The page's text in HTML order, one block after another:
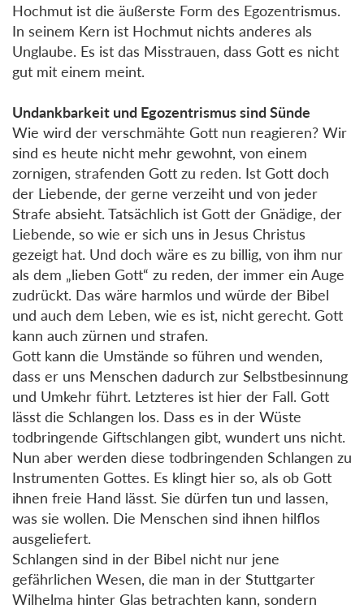
Hochmut ist die äußerste Form des Egozentrismus.
In seinem Kern ist Hochmut nichts anderes als
Unglaube. Es ist das Misstrauen, dass Gott es nicht
gut mit einem meint.
Undankbarkeit und Egozentrismus sind Sünde
Wie wird der verschmähte Gott nun reagieren? Wir
sind es heute nicht mehr gewohnt, von einem
zornigen, strafenden Gott zu reden. Ist Gott doch
der Liebende, der gerne verzeiht und von jeder
Strafe absieht. Tatsächlich ist Gott der Gnädige, der
Liebende, so wie er sich uns in Jesus Christus
gezeigt hat. Und doch wäre es zu billig, von ihm nur
als dem „lieben Gott“ zu reden, der immer ein Auge
zudrückt. Das wäre harmlos und würde der Bibel
und auch dem Leben, wie es ist, nicht gerecht. Gott
kann auch zürnen und strafen.
Gott kann die Umstände so führen und wenden,
dass er uns Menschen dadurch zur Selbstbesinnung
und Umkehr führt. Letzteres ist hier der Fall. Gott
lässt die Schlangen los. Dass es in der Wüste
todbringende Giftschlangen gibt, wundert uns nicht.
Nun aber werden diese todbringenden Schlangen zu
Instrumenten Gottes. Es klingt hier so, als ob Gott
ihnen freie Hand lässt. Sie dürfen tun und lassen,
was sie wollen. Die Menschen sind ihnen hilflos
ausgeliefert.
Schlangen sind in der Bibel nicht nur jene
gefährlichen Wesen, die man in der Stuttgarter
Wilhelma hinter Glas betrachten kann, sondern